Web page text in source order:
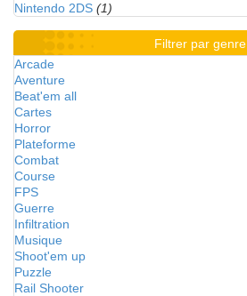
Nintendo 2DS (1)
Filtrer par genre
Arcade
Aventure
Beat'em all
Cartes
Horror
Plateforme
Combat
Course
FPS
Guerre
Infiltration
Musique
Shoot'em up
Puzzle
Rail Shooter